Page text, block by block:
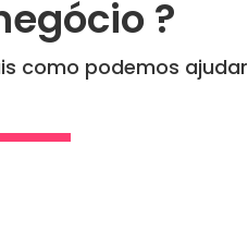
?
como podemos ajudar